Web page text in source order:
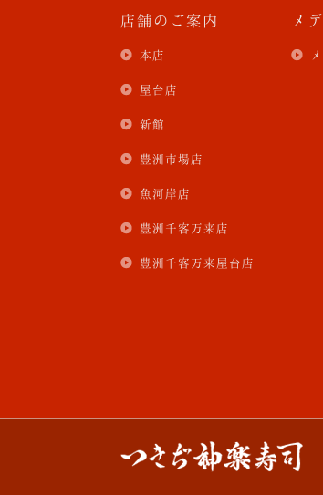
店舗のご案内
本店
屋台店
新館
豊洲市場店
魚河岸店
豊洲千客万来店
豊洲千客万来屋台店
メ